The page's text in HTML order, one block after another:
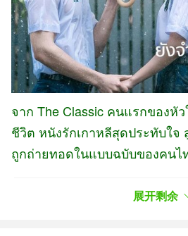
จาก The Classic คนแรกของหั
ชีวิต หนังรักเกาหลีสุดประทับใจ
ถูกถ่ายทอดในแบบฉบับของคนไ
你心里头的第一个人和生命中
展开剩余